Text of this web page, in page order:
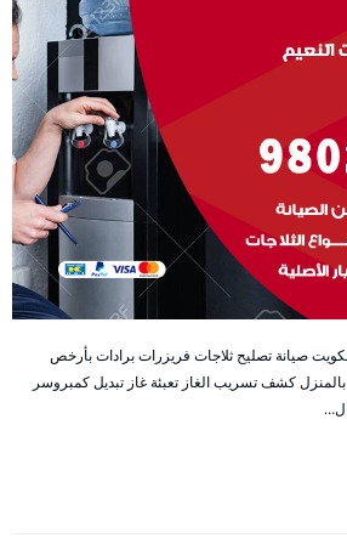
صيانة تصليح ثلاجات فريزرات برادات بأرخص
بالمنزل كشف تسريب الغاز تعبئة غاز تبديل كمبروسر